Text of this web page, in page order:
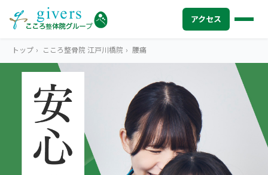
アクセス
HOME トップ
SYMPTOMS 症状から探す
腰痛
MENU メニューから探す
トップ › こころ整骨院 江戸川橋院 › 腰痛